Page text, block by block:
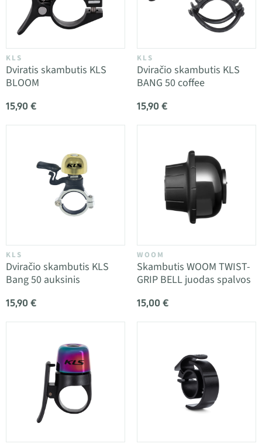
KLS
Dviratis skambutis KLS
BLOOM
15,90 €
KLS
Dviračio skambutis KLS
BANG 50 coffee
15,90 €
KLS
Dviračio skambutis KLS
Bang 50 auksinis
15,90 €
WOOM
Skambutis WOOM TWIST-
GRIP BELL juodas spalvos
15,00 €